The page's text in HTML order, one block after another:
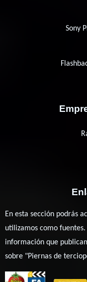
Sony
En esta sección podrás
utilizamos como fuentes.
información que
sobre "Piernas de